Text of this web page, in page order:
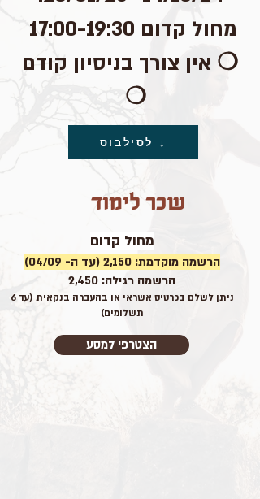
מחול קדום 17:00-19:30
❍ אין צורך בניסיון קודם
❍
לסילבוס ↓
שכר לימוד
מחול קדום
הרשמה מוקדמת: 2,150 (עד ה- 04/09)
הרשמה רגילה: 2,450
ניתן לשלם בכרטיס אשראי או בהעברה בנקאית (עד 6
תשלומים)
הצטרפי למסע